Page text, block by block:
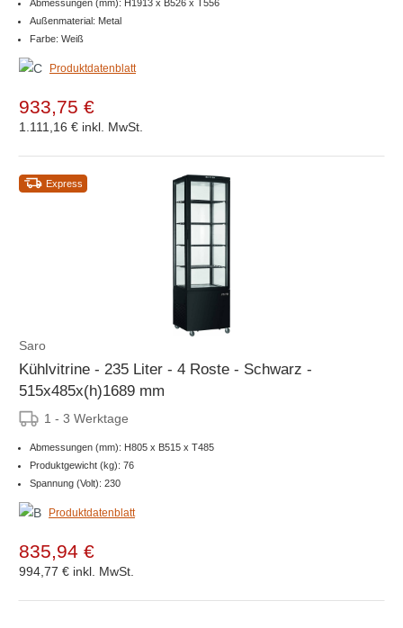
Abmessungen (mm): H1913 x B526 x T556
Außenmaterial: Metal
Farbe: Weiß
Produktdatenblatt
933,75 €
1.111,16 € inkl. MwSt.
Express
Saro
Kühlvitrine - 235 Liter - 4 Roste - Schwarz -
515x485x(h)1689 mm
1 - 3 Werktage
Abmessungen (mm): H805 x B515 x T485
Produktgewicht (kg): 76
Spannung (Volt): 230
Produktdatenblatt
835,94 €
994,77 € inkl. MwSt.